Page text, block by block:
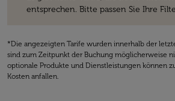
entsprechen. Bitte passen Sie Ihre
*Die angezeigten Tarife wurden innerhalb der
sind zum Zeitpunkt der Buchung möglicherweise
optionale Produkte und Dienstleistungen können
Kosten anfallen.